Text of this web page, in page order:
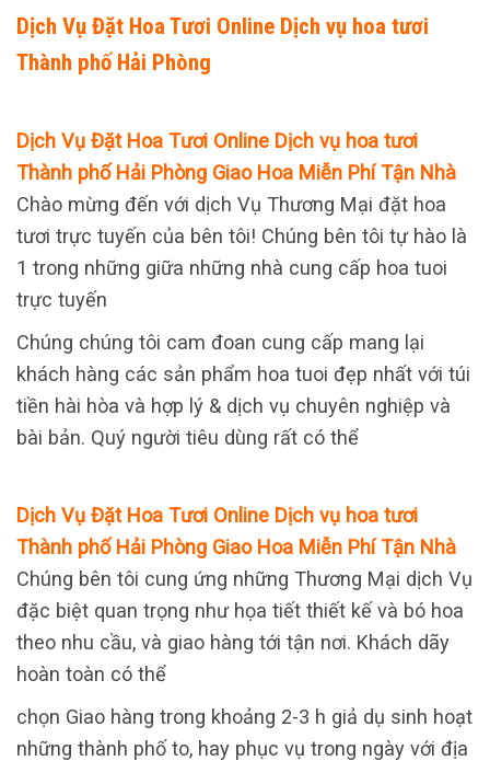
Dịch Vụ Đặt Hoa Tươi Online Dịch vụ hoa tươi
Thành phố Hải Phòng
Dịch Vụ Đặt Hoa Tươi Online Dịch vụ hoa tươi
Thành phố Hải Phòng Giao Hoa Miễn Phí Tận Nhà
Chào mừng đến với dịch Vụ Thương Mại đặt hoa
tươi trực tuyến của bên tôi! Chúng bên tôi tự hào là
1 trong những giữa những nhà cung cấp hoa tuoi
trực tuyến
Chúng chúng tôi cam đoan cung cấp mang lại
khách hàng các sản phẩm hoa tuoi đẹp nhất với túi
tiền hài hòa và hợp lý & dịch vụ chuyên nghiệp và
bài bản. Quý người tiêu dùng rất có thể
Dịch Vụ Đặt Hoa Tươi Online Dịch vụ hoa tươi
Thành phố Hải Phòng Giao Hoa Miễn Phí Tận Nhà
Chúng bên tôi cung ứng những Thương Mại dịch Vụ
đặc biệt quan trọng như họa tiết thiết kế và bó hoa
theo nhu cầu, và giao hàng tới tận nơi. Khách dãy
hoàn toàn có thể
chọn Giao hàng trong khoảng 2-3 h giả dụ sinh hoạt
những thành phố to, hay phục vụ trong ngày với địa